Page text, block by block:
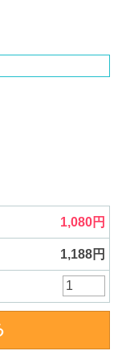
1,080円
1,188円